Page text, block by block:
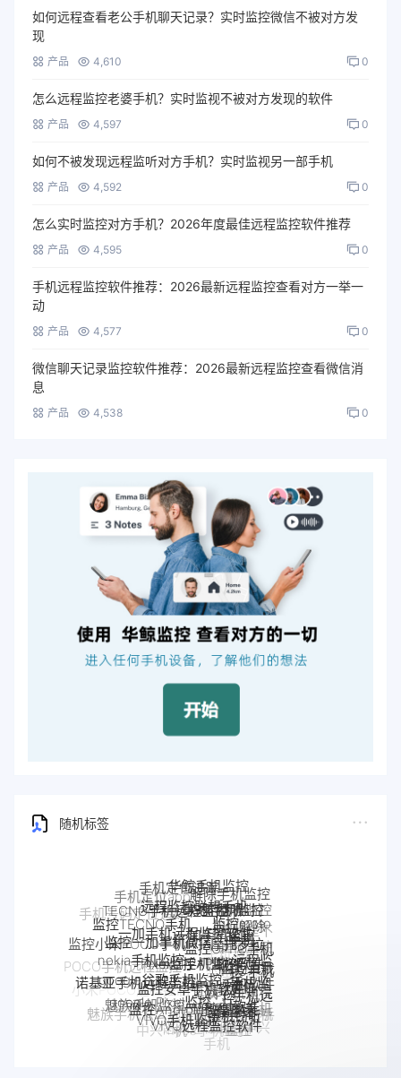
如何远程查看老公手机聊天记录？实时监控微信不被对方发
现
产品 4,610 0
怎么远程监控老婆手机？实时监视不被对方发现的软件
产品 4,597 0
如何不被发现远程监听对方手机？实时监视另一部手机
产品 4,592 0
怎么实时监控对方手机？2026年度最佳远程监控软件推荐
产品 4,595 0
手机远程监控软件推荐：2026最新远程监控查看对方一举一
动
产品 4,577 0
微信聊天记录监控软件推荐：2026最新远程监控查看微信消
息
产品 4,538 0
随机标签
手机是不
是被监控
了
手机被别人
监控了怎么
解除
如何解除
手机被监
控
手机反
监控
苹果手机怎么监控另
一台手机
监控iPhone微信聊天
iPhone监控软件
iPhone苹果手机监控
小米POCO远程控制
POCO手机远程监控
监控小米POCO手机
监控TECNO手机
TECNO手机远程监控
远程监控联想手机
联想手机监控
监控moto
手机
摩托罗拉
moto远程监
控
监控真我
手机软件
真我手机远程
监控别人手机
realme手机
监控
怎么远程监控中兴
手机
中兴myos手机监控
魅族手机怎么远程监控另一台手
机
魅族手机监控
诺基亚手机远程监控
nokia手机监控
监控一加手机微信
一加手机远程监控软件
一加手机监控
监控OPPO手机
软件
OPPO手机
定位
OPPO手机远
程监控
手机窃听
VIVO远程监控软件
VIVO手机监控
google Pixel监控
google谷歌手机监控
Pixel监控APP
Pixel手机监控软件
google手机监
控
Android软件
监控Android微信聊天
监控安卓手机软件